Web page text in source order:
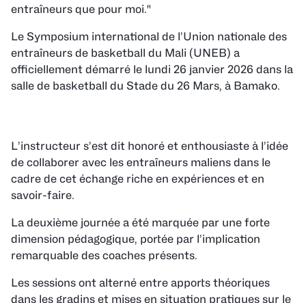
entraîneurs que pour moi."
Le Symposium international de l’Union nationale des
entraîneurs de basketball du Mali (UNEB) a
officiellement démarré le lundi 26 janvier 2026 dans la
salle de basketball du Stade du 26 Mars, à Bamako.
L’instructeur s’est dit honoré et enthousiaste à l’idée
de collaborer avec les entraîneurs maliens dans le
cadre de cet échange riche en expériences et en
savoir-faire.
La deuxième journée a été marquée par une forte
dimension pédagogique, portée par l’implication
remarquable des coaches présents.
Les sessions ont alterné entre apports théoriques
dans les gradins et mises en situation pratiques sur le